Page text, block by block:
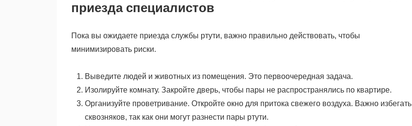
приезда специалистов
Пока вы ожидаете приезда службы ртути, важно правильно действовать, чтобы
минимизировать риски.
Выведите людей и животных из помещения. Это первоочередная задача.
Изолируйте комнату. Закройте дверь, чтобы пары не распространялись по квартире.
Организуйте проветривание. Откройте окно для притока свежего воздуха. Важно избегать
сквозняков, так как они могут разнести пары ртути.